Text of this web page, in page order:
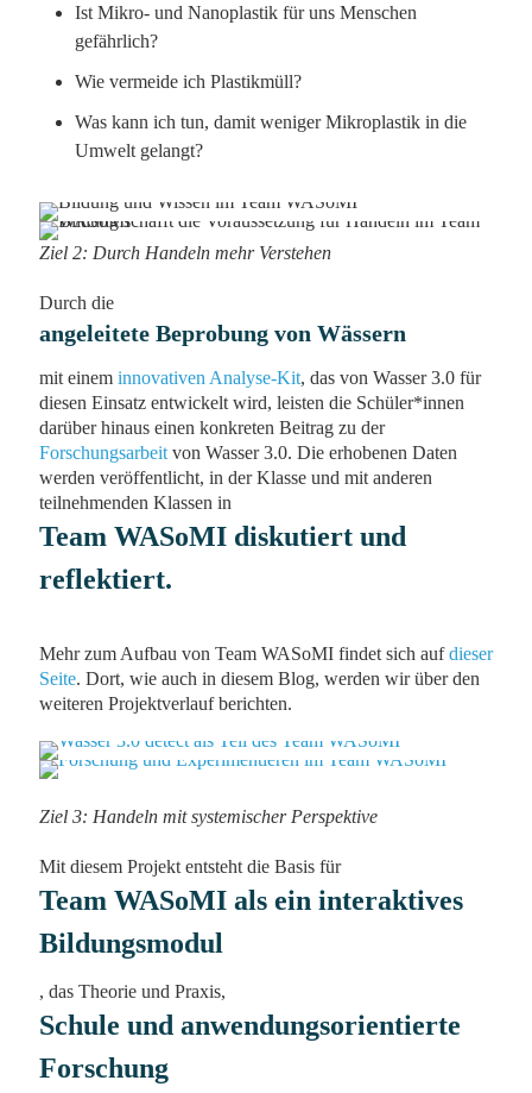
Ist Mikro- und Nanoplastik für uns Menschen
gefährlich?
Wie vermeide ich Plastikmüll?
Was kann ich tun, damit weniger Mikroplastik in die
Umwelt gelangt?
Ziel 2: Durch Handeln mehr Verstehen
Durch die
angeleitete Beprobung von Wässern
mit einem innovativen Analyse-Kit, das von Wasser 3.0 für
diesen Einsatz entwickelt wird, leisten die Schüler*innen
darüber hinaus einen konkreten Beitrag zu der
Forschungsarbeit von Wasser 3.0. Die erhobenen Daten
werden veröffentlicht, in der Klasse und mit anderen
teilnehmenden Klassen in
Team WASoMI diskutiert und
reflektiert.
Mehr zum Aufbau von Team WASoMI findet sich aufdieser
Seite. Dort, wie auch in diesem Blog, werden wir über den
weiteren Projektverlauf berichten.
Ziel 3: Handeln mit systemischer Perspektive
Mit diesem Projekt entsteht die Basis für
Team WASoMI als ein interaktives
Bildungsmodul
, das Theorie und Praxis,
Schule und anwendungsorientierte
Forschung